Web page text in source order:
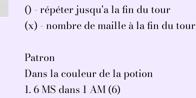
() - répéter jusqu'a la fin du tour
(x) - nombre de maille à la fin du tour
Patron
Dans la couleur de la potion
1. 6 MS dans 1 AM (6)